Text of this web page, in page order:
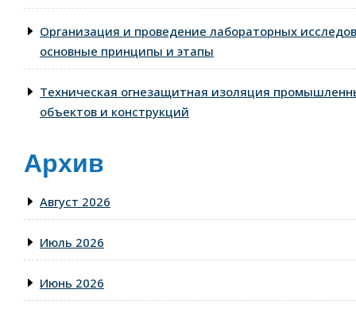
Организация и проведение лабораторных
основные принципы и этапы
Техническая огнезащитная изоляция
объектов и конструкций
Архив
Август 2026
Июль 2026
Июнь 2026